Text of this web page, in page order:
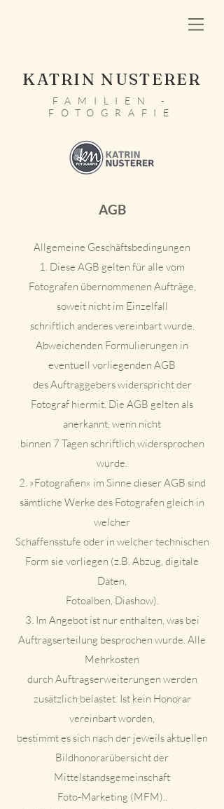
KATRIN NUSTERER
FAMILIEN -
FOTOGRAFIE
AGB
Allgemeine Geschäftsbedingungen
1. Diese AGB gelten für alle vom
Fotografen übernommenen Aufträge,
soweit nicht im Einzelfall
schriftlich anderes vereinbart wurde.
Abweichenden Formulierungen in
eventuell vorliegenden AGB
des Auftraggebers widerspricht der
Fotograf hiermit. Die AGB gelten als
anerkannt, wenn nicht
binnen 7 Tagen schriftlich widersprochen
wurde.
2. »Fotografien« im Sinne dieser AGB sind
sämtliche Werke des Fotografen gleich in
welcher
Schaffensstufe oder in welcher technischen
Form sie vorliegen (z.B. Abzug, digitale
Daten,
Fotoalben, Diashow).
3. Im Angebot ist nur enthalten, was bei
Auftragserteilung besprochen wurde. Alle
Mehrkosten
durch Auftragserweiterungen werden
zusätzlich belastet. Ist kein Honorar
vereinbart worden,
bestimmt es sich nach der jeweils aktuellen
Bildhonorarübersicht der
Mittelstandsgemeinschaft
Foto-Marketing (MFM)..